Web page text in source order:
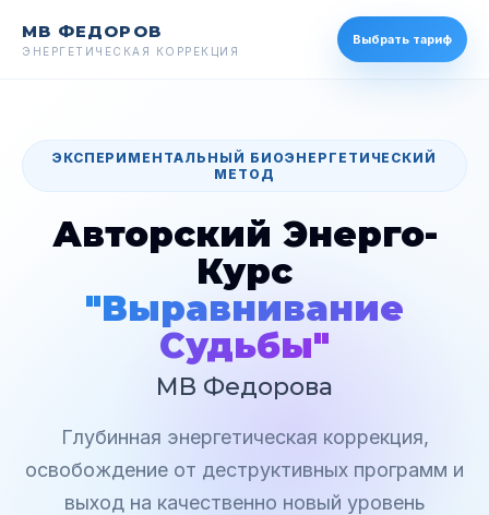
МВ ФЕДОРОВ
ЭНЕРГЕТИЧЕСКАЯ КОРРЕКЦИЯ
Выбрать тариф
ЭКСПЕРИМЕНТАЛЬНЫЙ БИОЭНЕРГЕТИЧЕСКИЙ
МЕТОД
Авторский Энерго-
Курс
"Выравнивание
Судьбы"
МВ Федорова
Глубинная энергетическая коррекция,
освобождение от деструктивных программ и
выход на качественно новый уровень